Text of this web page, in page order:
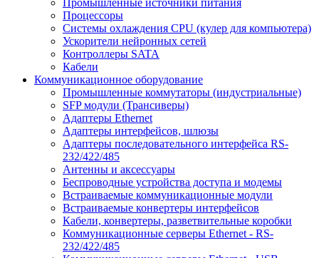
Промышленные источники питания
Процессоры
Системы охлаждения CPU (кулер для компьютера)
Ускорители нейронных сетей
Контроллеры SATA
Кабели
Коммуникационное оборудование
Промышленные коммутаторы (индустриальные)
SFP модули (Трансиверы)
Адаптеры Ethernet
Адаптеры интерфейсов, шлюзы
Адаптеры последовательного интерфейса RS-
232/422/485
Антенны и аксессуары
Беспроводные устройства доступа и модемы
Встраиваемые коммуникационные модули
Встраиваемые конвертеры интерфейсов
Кабели, конвертеры, разветвительные коробки
Коммуникационные серверы Ethernet - RS-
232/422/485